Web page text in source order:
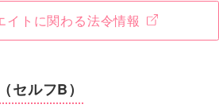
イトに関わる法令情報
セルフB）